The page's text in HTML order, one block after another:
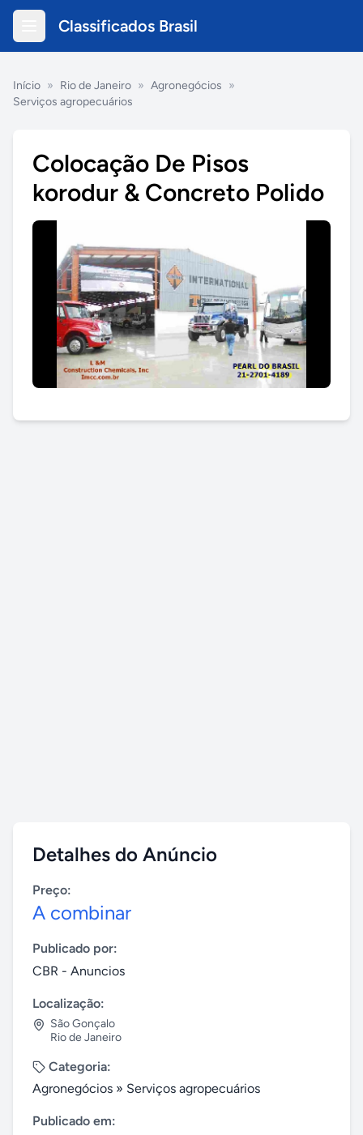
Classificados Brasil
Início » Rio de Janeiro » Agronegócios »
Serviços agropecuários
Colocação De Pisos
korodur & Concreto Polido
Detalhes do Anúncio
Preço:
A combinar
Publicado por:
CBR - Anuncios
Localização:
São Gonçalo
Rio de Janeiro
Categoria:
Agronegócios » Serviços agropecuários
Publicado em: